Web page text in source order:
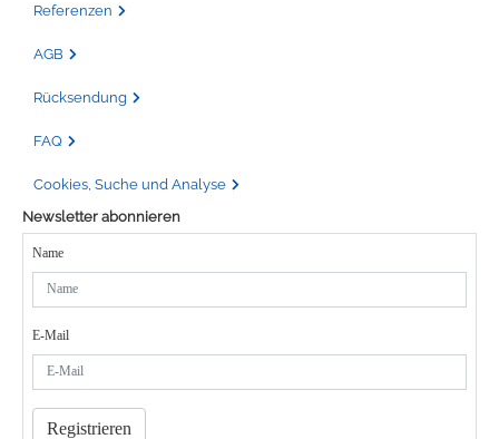
Referenzen
AGB
Rücksendung
FAQ
Cookies, Suche und Analyse
Newsletter abonnieren
Name
E-Mail
Registrieren